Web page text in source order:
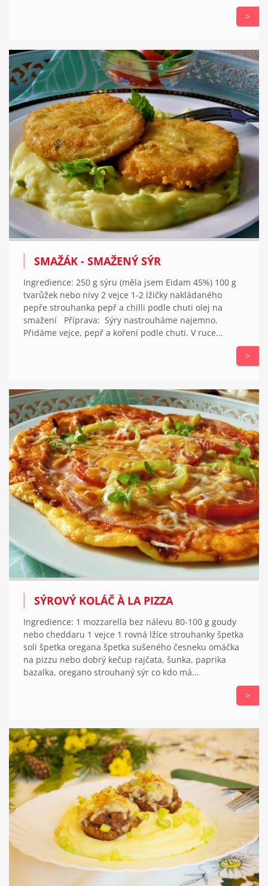
>
SMAŽÁK - SMAŽENÝ SÝR
Ingredience: 250 g sýru (měla jsem Eidam 45%) 100 g
tvarůžek nebo nivy 2 vejce 1-2 lžičky nakládaného
pepře strouhanka pepř a chilli podle chuti olej na
smažení Příprava: Sýry nastrouháme najemno.
Přidáme vejce, pepř a koření podle chuti. V ruce...
>
SÝROVÝ KOLÁČ À LA PIZZA
Ingredience: 1 mozzarella bez nálevu 80-100 g goudy
nebo cheddaru 1 vejce 1 rovná lžíce strouhanky špetka
soli špetka oregana špetka sušeného česneku omáčka
na pizzu nebo dobrý kečup rajčata, šunka, paprika
bazalka, oregano strouhaný sýr co kdo má...
>